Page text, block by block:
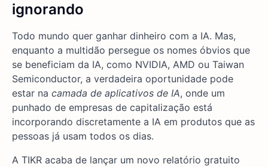
ignorando
Todo mundo quer ganhar dinheiro com a IA. Mas,
enquanto a multidão persegue os nomes óbvios que
se beneficiam da IA, como NVIDIA, AMD ou Taiwan
Semiconductor, a verdadeira oportunidade pode
estar na camada de aplicativos de IA, onde um
punhado de empresas de capitalização está
incorporando discretamente a IA em produtos que as
pessoas já usam todos os dias.
A TIKR acaba de lançar um novo relatório gratuito